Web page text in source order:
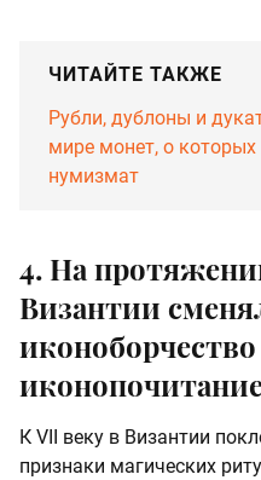
ЧИТАЙТЕ ТАКЖЕ
Рубли, дублоны и
мире монет, о
нумизмат
4. На
Византии
К VII веку в Византии
признаки магических